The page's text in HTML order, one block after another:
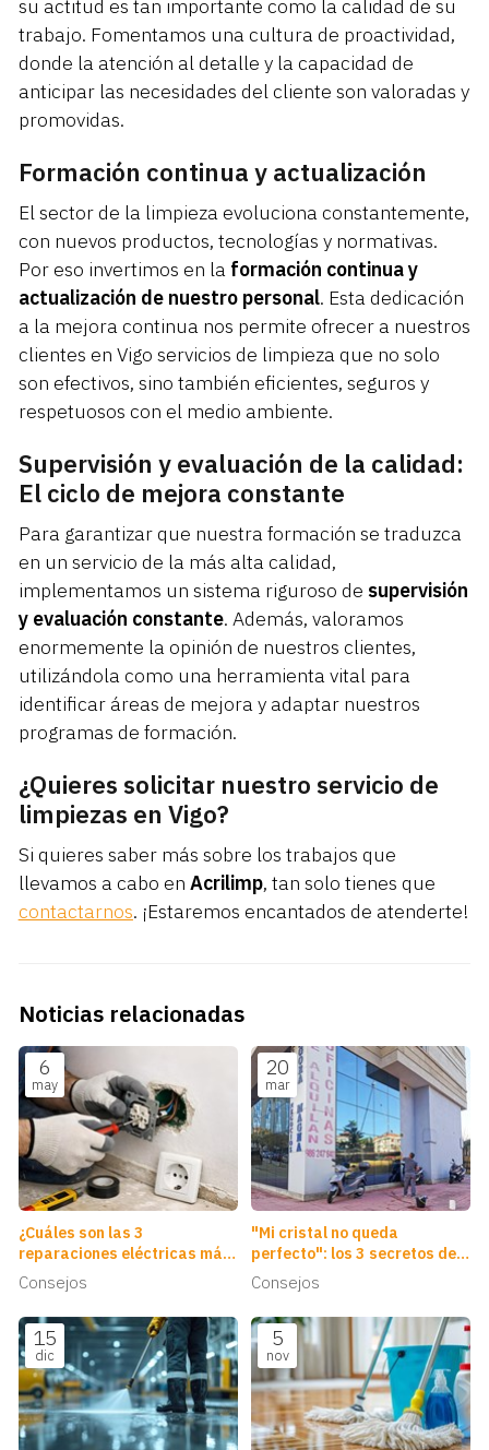
su actitud es tan importante como la calidad de su
trabajo. Fomentamos una cultura de proactividad,
donde la atención al detalle y la capacidad de
anticipar las necesidades del cliente son valoradas y
promovidas.
Formación continua y actualización
El sector de la limpieza evoluciona constantemente,
con nuevos productos, tecnologías y normativas.
Por eso invertimos en la formación continua y
actualización de nuestro personal. Esta dedicación
a la mejora continua nos permite ofrecer a nuestros
clientes en Vigo servicios de limpieza que no solo
son efectivos, sino también eficientes, seguros y
respetuosos con el medio ambiente.
Supervisión y evaluación de la calidad:
El ciclo de mejora constante
Para garantizar que nuestra formación se traduzca
en un servicio de la más alta calidad,
implementamos un sistema riguroso de supervisión
y evaluación constante. Además, valoramos
enormemente la opinión de nuestros clientes,
utilizándola como una herramienta vital para
identificar áreas de mejora y adaptar nuestros
programas de formación.
¿Quieres solicitar nuestro servicio de
limpiezas en Vigo?
Si quieres saber más sobre los trabajos que
llevamos a cabo en Acrilimp, tan solo tienes que
contactarnos. ¡Estaremos encantados de atenderte!
Noticias relacionadas
6
may
¿Cuáles son las 3
reparaciones eléctricas más
solicitadas?
Consejos
20
mar
"Mi cristal no queda
perfecto": los 3 secretos de
una óptima limpieza de
cristales
Consejos
15
dic
5
nov